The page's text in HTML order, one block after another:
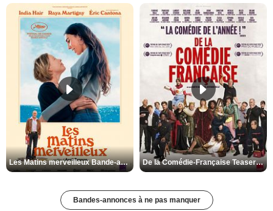
Les Matins merveilleux Bande-annonce VF De la Comédie-Française Teaser VF
Bandes-annonces à ne pas manquer